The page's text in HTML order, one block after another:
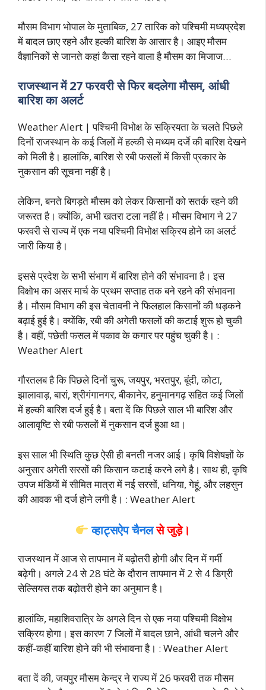
मौसम विभाग भोपाल के मुताबिक, 27 तारिक को पश्चिमी मध्यप्रदेश
में बादल छाए रहने और हल्की बारिश के आसार है। आइए मौसम
वैज्ञानिकों से जानते कहां कैसा रहने वाला है मौसम का मिजाज…
राजस्थान में 27 फरवरी से फिर बदलेगा मौसम, आंधी
बारिश का अलर्ट
Weather Alert | पश्चिमी विभोक्ष के सक्रियता के चलते पिछले
दिनों राजस्थान के कई जिलों में हल्की से मध्यम दर्जे की बारिश देखने
को मिली है। हालांकि, बारिश से रबी फसलों में किसी प्रकार के
नुकसान की सूचना नहीं है।
लेकिन, बनते बिगड़ते मौसम को लेकर किसानों को सतर्क रहने की
जरूरत है। क्योंकि, अभी खतरा टला नहीं है। मौसम विभाग ने 27
फरवरी से राज्य में एक नया पश्चिमी विभोक्ष सक्रिय होने का अलर्ट
जारी किया है।
इससे प्रदेश के सभी संभाग में बारिश होने की संभावना है। इस
विक्षोभ का असर मार्च के प्रथम सप्ताह तक बने रहने की संभावना
है। मौसम विभाग की इस चेतावनी ने फिलहाल किसानों की धड़कने
बढ़ाई हुई है। क्योंकि, रबी की अगेती फसलों की कटाई शुरू हो चुकी
है। वहीं, पछेती फसल में पकाव के कगार पर पहुंच चुकी है। :
Weather Alert
गौरतलब है कि पिछले दिनों चुरू, जयपुर, भरतपुर, बूंदी, कोटा,
झालावाड़, बारां, श्रीगंगानगर, बीकानेर, हनुमानगढ़ सहित कई जिलों
में हल्की बारिश दर्ज हुई है। बता दें कि पिछले साल भी बारिश और
आलावृष्टि से रबी फसलों में नुकसान दर्ज हुआ था।
इस साल भी स्थिति कुछ ऐसी ही बनती नजर आई। कृषि विशेषज्ञों के
अनुसार अगेती सरसों की किसान कटाई करने लगे है। साथ ही, कृषि
उपज मंडियों में सीमित मात्रा में नई सरसों, धनिया, गेहूं, और लहसुन
की आवक भी दर्ज होने लगी है। : Weather Alert
व्हाट्सऐप चैनलसे जुड़े।
राजस्थान में आज से तापमान में बढ़ोतरी होगी और दिन में गर्मी
बढ़ेगी। अगले 24 से 28 घंटे के दौरान तापमान में 2 से 4 डिग्री
सेल्सियस तक बढ़ोतरी होने का अनुमान है।
हालांकि, महाशिवरात्रि के अगले दिन से एक नया पश्चिमी विक्षोभ
सक्रिय होगा। इस कारण 7 जिलों में बादल छाने, आंधी चलने और
कहीं-कहीं बारिश होने की भी संभावना है। : Weather Alert
बता दें की, जयपुर मौसम केन्द्र ने राज्य में 26 फरवरी तक मौसम